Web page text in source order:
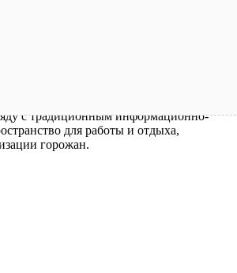
с традиционным информационно-
для работы и отдыха,
горожан.